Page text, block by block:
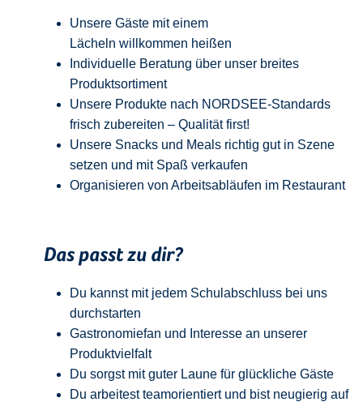
Unsere Gäste mit einem
Lächeln willkommen heißen
Individuelle Beratung über unser breites
Produktsortiment
Unsere Produkte nach NORDSEE-Standards
frisch zubereiten – Qualität first!
Unsere Snacks und Meals richtig gut in Szene
setzen und mit Spaß verkaufen
Organisieren von Arbeitsabläufen im Restaurant
Das passt zu dir?
Du kannst mit jedem Schulabschluss bei uns
durchstarten
Gastronomiefan und
Interesse an unserer
Produktvielfalt
Du sorgst mit guter Laune für glückliche Gäste
Du arbeitest teamorientiert und bist neugierig auf